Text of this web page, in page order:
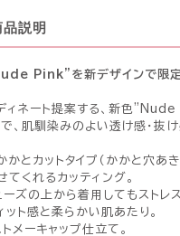
品説明
Pink”を新デザインで限
ネート提案する、新色
馴染みのよい透け感・抜け
カットタイプ（かかと穴あき
くれるカッティング。
ズの上から着用してもストレ
ト感と柔らかい肌あたり。
メーキャップ仕立て。